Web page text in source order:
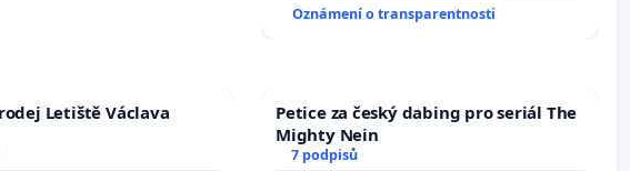
Oznámení o transparentnosti
Letiště Václava
Petice za český dabing pro seriál The
Mighty Nein
7 podpisů